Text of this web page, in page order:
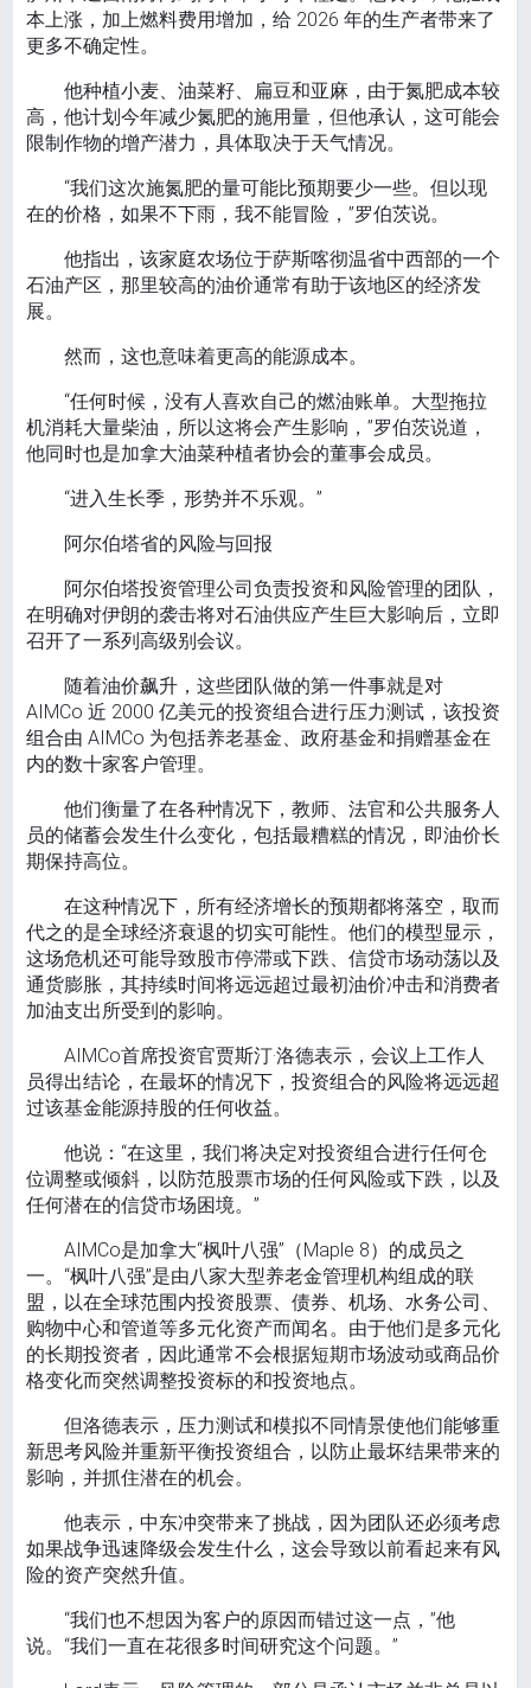
本上涨，加上燃料费用增加，给 2026 年的生产者带来了
更多不确定性。
他种植小麦、油菜籽、扁豆和亚麻，由于氮肥成本较
高，他计划今年减少氮肥的施用量，但他承认，这可能会
限制作物的增产潜力，具体取决于天气情况。
“我们这次施氮肥的量可能比预期要少一些。但以现
在的价格，如果不下雨，我不能冒险，”罗伯茨说。
他指出，该家庭农场位于萨斯喀彻温省中西部的一个
石油产区，那里较高的油价通常有助于该地区的经济发
展。
然而，这也意味着更高的能源成本。
“任何时候，没有人喜欢自己的燃油账单。大型拖拉
机消耗大量柴油，所以这将会产生影响，”罗伯茨说道，
他同时也是加拿大油菜种植者协会的董事会成员。
“进入生长季，形势并不乐观。”
阿尔伯塔省的风险与回报
阿尔伯塔投资管理公司负责投资和风险管理的团队，
在明确对伊朗的袭击将对石油供应产生巨大影响后，立即
召开了一系列高级别会议。
随着油价飙升，这些团队做的第一件事就是对
AIMCo 近 2000 亿美元的投资组合进行压力测试，该投资
组合由 AIMCo 为包括养老基金、政府基金和捐赠基金在
内的数十家客户管理。
他们衡量了在各种情况下，教师、法官和公共服务人
员的储蓄会发生什么变化，包括最糟糕的情况，即油价长
期保持高位。
在这种情况下，所有经济增长的预期都将落空，取而
代之的是全球经济衰退的切实可能性。他们的模型显示，
这场危机还可能导致股市停滞或下跌、信贷市场动荡以及
通货膨胀，其持续时间将远远超过最初油价冲击和消费者
加油支出所受到的影响。
AIMCo首席投资官贾斯汀·洛德表示，会议上工作人
员得出结论，在最坏的情况下，投资组合的风险将远远超
过该基金能源持股的任何收益。
他说：“在这里，我们将决定对投资组合进行任何仓
位调整或倾斜，以防范股票市场的任何风险或下跌，以及
任何潜在的信贷市场困境。”
AIMCo是加拿大“枫叶八强”（Maple 8）的成员之
一。“枫叶八强”是由八家大型养老金管理机构组成的联
盟，以在全球范围内投资股票、债券、机场、水务公司、
购物中心和管道等多元化资产而闻名。由于他们是多元化
的长期投资者，因此通常不会根据短期市场波动或商品价
格变化而突然调整投资标的和投资地点。
但洛德表示，压力测试和模拟不同情景使他们能够重
新思考风险并重新平衡投资组合，以防止最坏结果带来的
影响，并抓住潜在的机会。
他表示，中东冲突带来了挑战，因为团队还必须考虑
如果战争迅速降级会发生什么，这会导致以前看起来有风
险的资产突然升值。
“我们也不想因为客户的原因而错过这一点，”他
说。“我们一直在花很多时间研究这个问题。”